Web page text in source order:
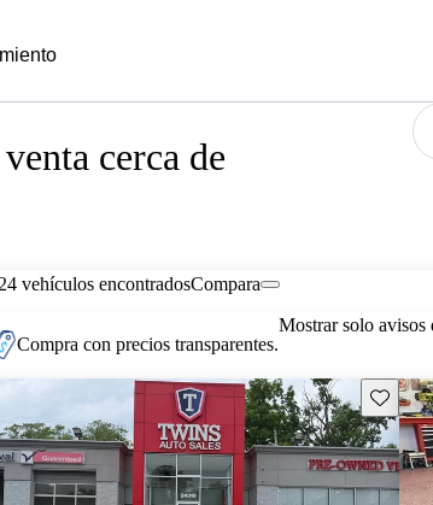
cerca de
vehículos encontradosCompara
Compra con precios transparentes.
Mostrar solo avisos
Guarda